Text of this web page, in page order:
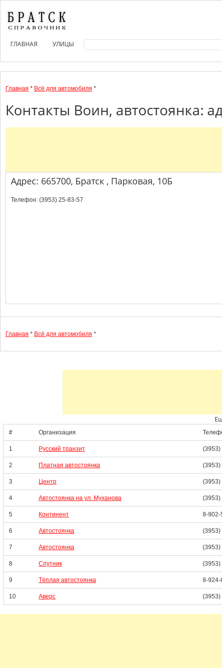
ГЛАВНАЯ УЛИЦЫ
Главная * Всё для автомобиля *
Контакты Воин, автостоянка:
Адрес: 665700, Братск , Парковая, 10Б
Телефон: (3953) 25-83-57
Главная * Всё для автомобиля *
# Организация
1 Русский транзит (3953)
2 Платная автостоянка (3953)
3 Центр (3953)
4 Автостоянка на ул. Муханова (3953)
5 Континент 8-902-
6 Автостоянка (3953)
7 Автостоянка (3953)
8 Спутник (3953)
9 Тёплая автостоянка 8-924-
10 Аверс (3953)